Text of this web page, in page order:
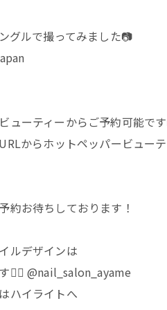
グルで撮ってみました📷
ューティーからご予約可能です
からホットペッパービューテ
約お待ちしております！
ルデザインは
💁‍♀️ @nail_salon_ayame
ハイライトへ